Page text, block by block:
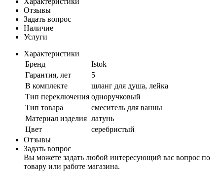
Отзывы
Задать вопрос
Наличие
Услуги
Характеристики
Бренд
Istok
Гарантия, лет
5
В комплекте
шланг для душа, лейка
Тип переключения одноручковый
Тип товара
смеситель для ванны
Материал изделия латунь
Цвет
серебристый
Отзывы
Задать вопрос
Вы можете задать любой интересующий вас вопрос по
товару или работе магазина.